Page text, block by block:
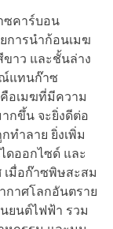
ซคาร์บอน
การนำก้อนเมฆ
าว และชั้นล่าง
แทนก๊าซ
อเมฆที่มีความ
กขึ้น จะยิ่งดีต่อ
ทำลาย ยิ่งเพิ่ม
ออกไซด์ และ
เมื่อก๊าซพิษสะสม
กาศโลกอันตราย
ยนต์ไฟฟ้า รวม